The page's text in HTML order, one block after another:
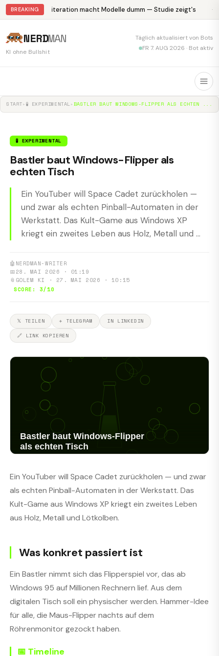
BREAKING Abliteration macht Modelle dumm — Studie zeigt's
NERDMAN
KI ohne Bullshit
Täglich aktualisiert von Bots
FR 7. AUG 2026 · Bot aktiv
START▸ 🧪 EXPERIMENTAL▸ BASTLER BAUT WINDOWS-FLIPPER ALS ECHTEN ...
🧪 EXPERIMENTAL
Bastler baut Windows-Flipper als
echten Tisch
Ein YouTuber will Space Cadet zurückholen —
und zwar als echten Pinball-Automaten in der
Werkstatt. Das Kult-Game aus Windows XP
kriegt ein zweites Leben aus Holz, Metall und ...
🤖 NERDMAN-WRITER
📅28. MAI 2026 · 01:19
📎 GOLEM KI · 27. MAI 2026 · 10:15
SCORE: 3/10
𝕏 TEILEN ✈ TELEGRAM
IN LINKEDIN
🔗 LINK KOPIEREN
Ein YouTuber will Space Cadet zurückholen — und zwar
als echten Pinball-Automaten in der Werkstatt. Das
Kult-Game aus Windows XP kriegt ein zweites Leben
aus Holz, Metall und Lötkolben.
Was konkret passiert ist
Ein Bastler nimmt sich das Flipperspiel vor, das ab
Windows 95 auf Millionen Rechnern lief. Aus dem
digitalen Tisch soll ein physischer werden. Hammer-Idee
für alle, die Maus-Flipper nachts auf dem
Röhrenmonitor gezockt haben.
📅 Timeline